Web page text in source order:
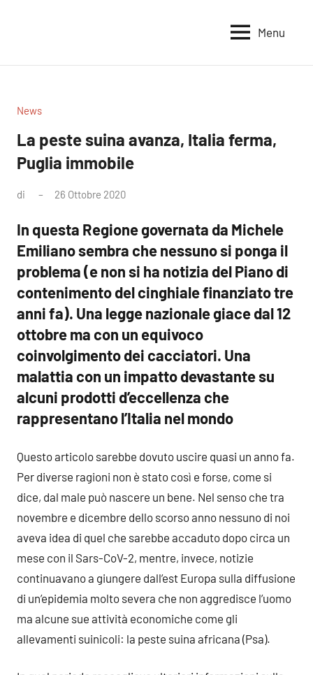
per
Terra
Sovranità
Menu
News
La peste suina avanza, Italia ferma,
Puglia immobile
di 26 Ottobre 2020
In questa Regione governata da Michele
Emiliano sembra che nessuno si ponga il
problema (e non si ha notizia del Piano di
contenimento del cinghiale finanziato tre
anni fa). Una legge nazionale giace dal 12
ottobre ma con un equivoco
coinvolgimento dei cacciatori. Una
malattia con un impatto devastante su
alcuni prodotti d’eccellenza che
rappresentano l’Italia nel mondo
Questo articolo sarebbe dovuto uscire quasi un anno fa.
Per diverse ragioni non è stato così e forse, come si
dice, dal male può nascere un bene. Nel senso che tra
novembre e dicembre dello scorso anno nessuno di noi
aveva idea di quel che sarebbe accaduto dopo circa un
mese con il Sars-CoV-2, mentre, invece, notizie
continuavano a giungere dall’est Europa sulla diffusione
di un’epidemia molto severa che non aggredisce l’uomo
ma alcune sue attività economiche come gli
allevamenti suinicoli: la peste suina africana (Psa).